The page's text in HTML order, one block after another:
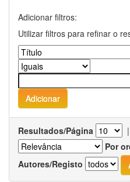
Adicionar filtros:
Utilizar filtros para refinar o
Resultados/Página |
Por
Autores/Registo